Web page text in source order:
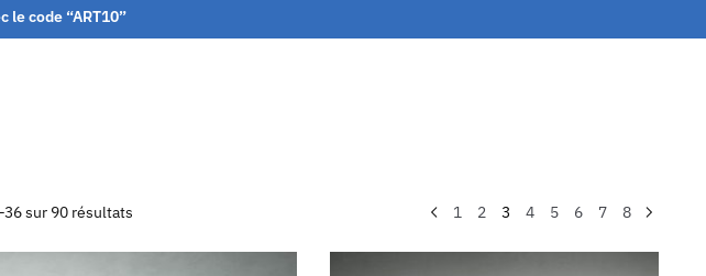
le code “ART10”
sur 90 résultats 1 2 3 4 5 6 7 8